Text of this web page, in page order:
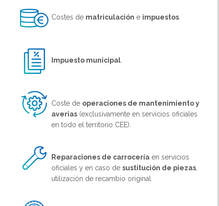
Costes de matriculación e impuestos
Impuesto municipal
Coste de operaciones de mantenimiento y
averias (exclusivamente en servicios oficiales
en todo el territorio CEE).
Reparaciones de carrocería en servicios
oficiales y en caso de sustitución de piezas
utilización de recambio original.